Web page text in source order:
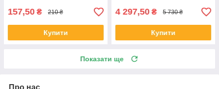
157,50 ₴ 210 ₴
Купити
4 297,50 ₴ 5 730 ₴
Купити
Показати ще